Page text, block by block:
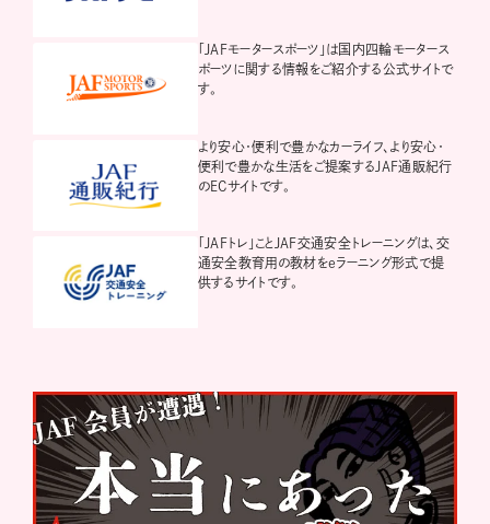
「JAFモータースポーツ」は国内四輪モータース
ポーツに関する情報をご紹介する公式サイトで
す。
より安心・便利で豊かなカーライフ、より安心・
便利で豊かな生活をご提案するJAF通販紀行
のECサイトです。
「JAFトレ」ことJAF交通安全トレーニングは、交
通安全教育用の教材をeラーニング形式で提
供するサイトです。